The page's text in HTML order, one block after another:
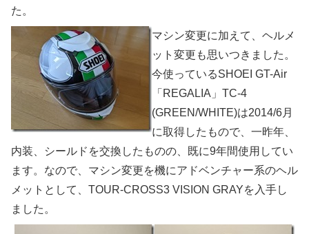
た。
マシン変更に加えて、ヘルメ
ット変更も思いつきました。
今使っているSHOEI GT-Air
「REGALIA」TC-4
(GREEN/WHITE)は2014/6月
に取得したもので、一昨年、
内装、シールドを交換したものの、既に9年間使用してい
ます。なので、マシン変更を機にアドベンチャー系のヘル
メットとして、TOUR-CROSS3 VISION GRAYを入手し
ました。